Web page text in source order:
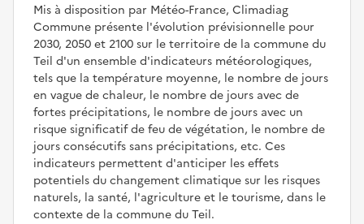
Mis à disposition par Météo-France, Climadiag
Commune présente l'évolution prévisionnelle pour
2030, 2050 et 2100 sur le territoire de la commune du
Teil d'un ensemble d'indicateurs météorologiques,
tels que la température moyenne, le nombre de jours
en vague de chaleur, le nombre de jours avec de
fortes précipitations, le nombre de jours avec un
risque significatif de feu de végétation, le nombre de
jours consécutifs sans précipitations, etc. Ces
indicateurs permettent d'anticiper les effets
potentiels du changement climatique sur les risques
naturels, la santé, l'agriculture et le tourisme, dans le
contexte de la commune du Teil.